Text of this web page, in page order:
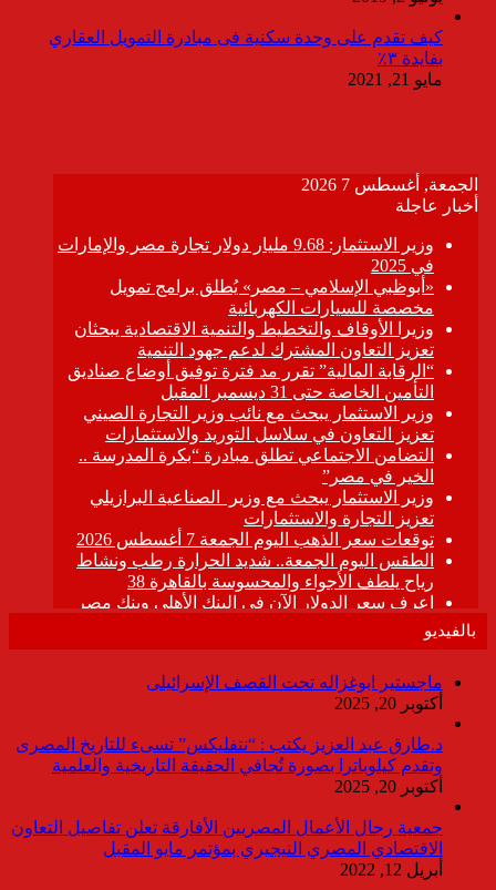
كيف تقدم على وحدة سكنية فى مبادرة التمويل العقاري
بفايدة ٣٪
مايو 21, 2021
بالفيديو
ماجستير ابوغزاله تحت القصف الإسرائيلى
أكتوبر 20, 2025
د.طارق عبد العزيز يكتب : “نتفليكس” تسىء للتاريخ المصرى
وتقدم كيلوباترا بصورة تُجافي الحقيقة التاريخية والعلمية
أكتوبر 20, 2025
جمعية رجال الأعمال المصريين الأفارقة تعلن تفاصيل التعاون
الاقتصادي المصري النيجيري بمؤتمر مايو المقبل
أبريل 12, 2022